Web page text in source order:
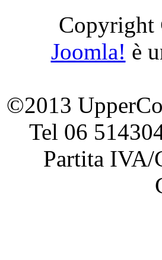
Joomla! è
©2013
Tel 06
Partita IVA/